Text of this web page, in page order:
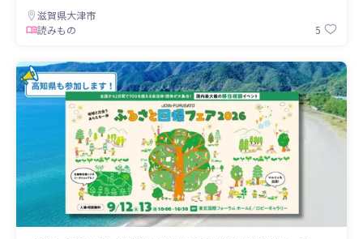
滋賀県大津市
読みもの
5